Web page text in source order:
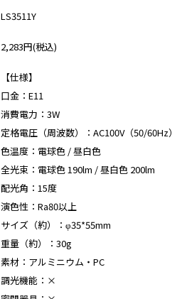
LS3511Y
2,283円(税込)
【仕様】
口金：E11
消費電力：3W
定格電圧（周波数）：AC100V（50/60Hz）
色温度：電球色 / 昼白色
全光束：電球色 190lm / 昼白色 200lm
配光角：15度
演色性：Ra80以上
サイズ（約）：φ35*55mm
重量（約）：30g
素材：アルミニウム・PC
調光機能：×